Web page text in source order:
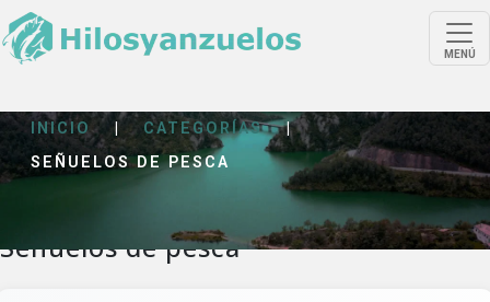
MENÚ
INICIO CATEGORÍAS
|
SEÑUELOS DE PESCA
Señuelos de pesca